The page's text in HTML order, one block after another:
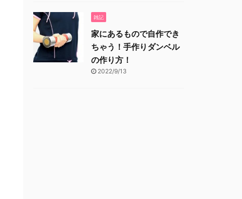
雑記
家にあるもので自作でき
ちゃう！手作りダンベル
の作り方！
2022/9/13